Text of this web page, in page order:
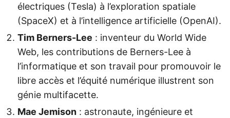
électriques (Tesla) à l’exploration spatiale
(SpaceX) et à l’intelligence artificielle (OpenAI).
Tim Berners-Lee : inventeur du World Wide
Web, les contributions de Berners-Lee à
l’informatique et son travail pour promouvoir le
libre accès et l’équité numérique illustrent son
génie multifacette.
Mae Jemison : astronaute, ingénieure et